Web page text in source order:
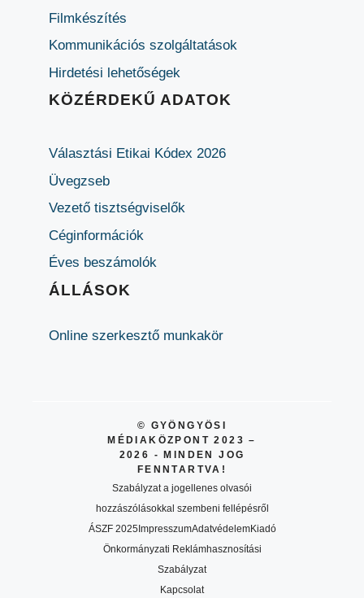
Filmkészítés
Kommunikációs szolgáltatások
Hirdetési lehetőségek
KÖZÉRDEKŰ ADATOK
Választási Etikai Kódex 2026
Üvegzseb
Vezető tisztségviselők
Céginformációk
Éves beszámolók
ÁLLÁSOK
Online szerkesztő munkakör
© GYÖNGYÖSI
MÉDIAKÖZPONT 2023 –
2026 - MINDEN JOG
FENNTARTVA!
Szabályzat a jogellenes olvasói
hozzászólásokkal szembeni fellépésről
ÁSZF 2025ImpresszumAdatvédelemKiadó
Önkormányzati Reklámhasznosítási
Szabályzat
Kapcsolat